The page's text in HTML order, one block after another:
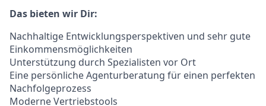
Das bieten wir Dir:
Nachhaltige Entwicklungsperspektiven und sehr gute
Einkommensmöglichkeiten
Unterstützung durch Spezialisten vor Ort
Eine persönliche Agenturberatung für einen perfekten
Nachfolgeprozess
Moderne Vertriebstools